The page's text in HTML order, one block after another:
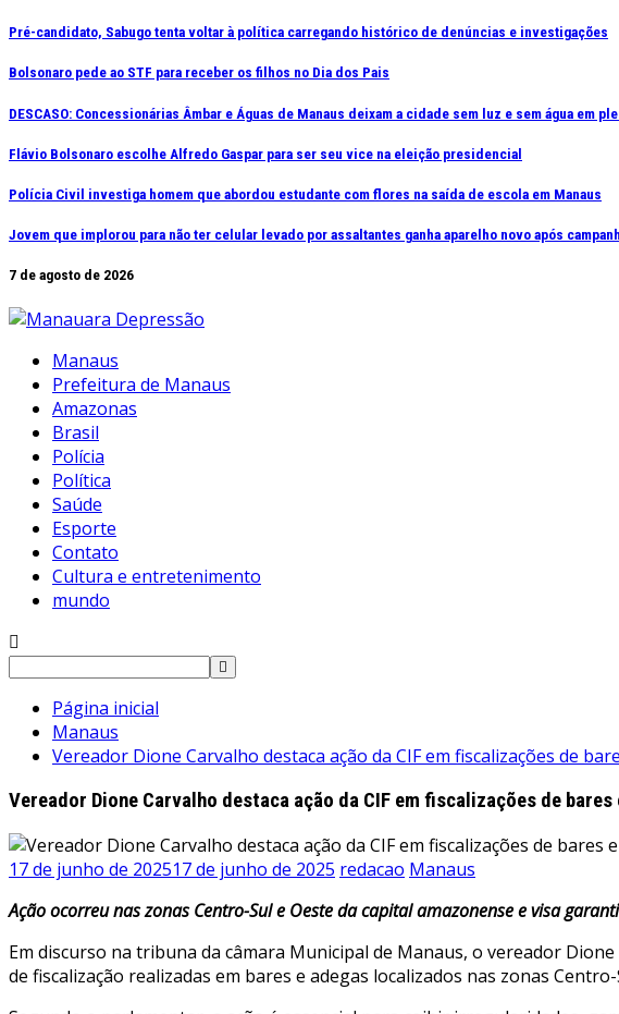
Ir
o
conteúdo
Pré-candidato, Sabugo tenta voltar à política carregando histórico de denúncias e investigações
Bolsonaro pede ao STF para receber os filhos no Dia dos Pais
DESCASO: Concessionárias Âmbar e Águas de Manaus deixam a cidade sem luz e sem água em
Flávio Bolsonaro escolhe Alfredo Gaspar para ser seu vice na eleição presidencial
Polícia Civil investiga homem que abordou estudante com flores na saída de escola em Manaus
Jovem que implorou para não ter celular levado por assaltantes ganha aparelho novo após
7 de agosto de 2026
Manaus
Prefeitura de Manaus
Amazonas
Brasil
Polícia
Política
Saúde
Esporte
Contato
Cultura e entretenimento
mundo
Pesquisar
Página inicial
Manaus
Vereador Dione Carvalho destaca ação da CIF em fiscalizações de
Vereador Dione Carvalho destaca ação da CIF em fiscalizações de bares
17 de junho de 202517 de junho de 2025 redacao Manaus
Ação ocorreu nas zonas Centro-Sul e Oeste da capital amazonense e visa
Em discurso na tribuna da câmara Municipal de Manaus, o vereador
de fiscalização realizadas em bares e adegas localizados nas zonas Centro-